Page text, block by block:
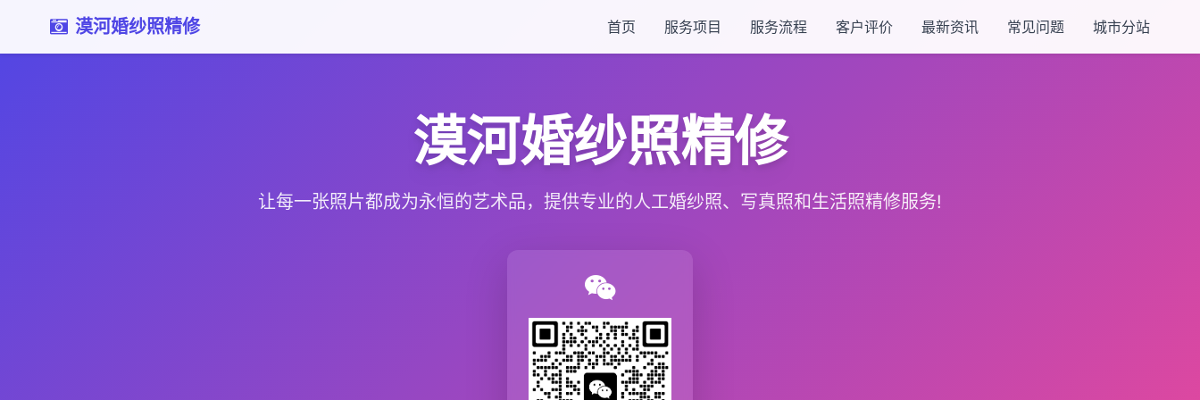
漠河婚纱照精修 首页 服务项目 服务流程 客户评价 最新资讯 常见问题 城市分站
漠河婚纱照精修
让每一张照片都成为永恒的艺术品，提供专业的人工婚纱照、写真照和生活照精修服务!